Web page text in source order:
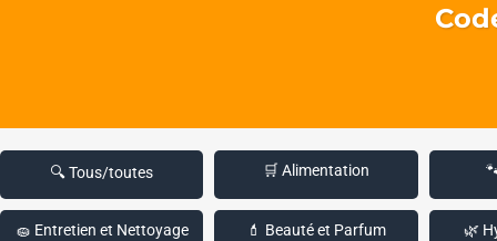
🔍 Tous/toutes 🛒 Alimentation
🧽 Entretien et Nettoyage 💄 Beauté et Parfum 🌿